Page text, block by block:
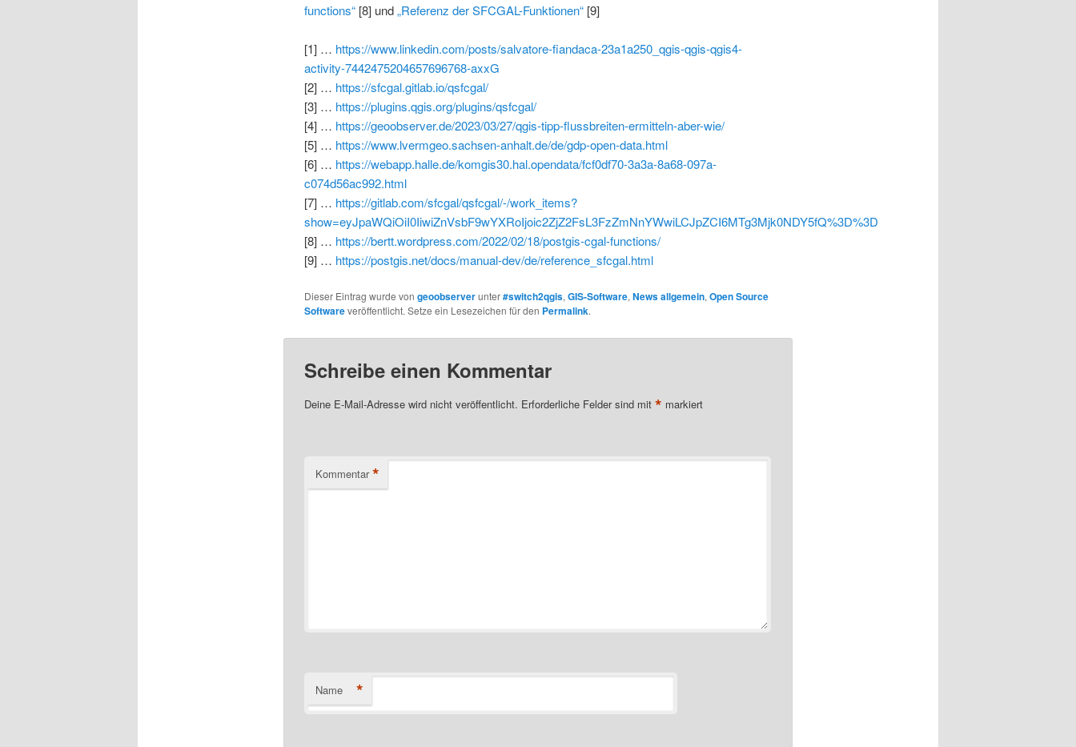
functions“[8] und„Referenz der SFCGAL-Funktionen“[9]
[1] … https://www.linkedin.com/posts/salvatore-fiandaca-23a1a250_qgis-qgis-qgis4-
activity-7442475204657696768-axxG
[2] … https://sfcgal.gitlab.io/qsfcgal/
[3] … https://plugins.qgis.org/plugins/qsfcgal/
[4] … https://geoobserver.de/2023/03/27/qgis-tipp-flussbreiten-ermitteln-aber-wie/
[5] … https://www.lvermgeo.sachsen-anhalt.de/de/gdp-open-data.html
[6] … https://webapp.halle.de/komgis30.hal.opendata/fcf0df70-3a3a-8a68-097a-
c074d56ac992.html
[7] … https://gitlab.com/sfcgal/qsfcgal/-/work_items?
show=eyJpaWQiOiI0IiwiZnVsbF9wYXRoIjoic2ZjZ2FsL3FzZmNnYWwiLCJpZCI6MTg3Mjk0NDY5fQ%3D%3D
[8] … https://bertt.wordpress.com/2022/02/18/postgis-cgal-functions/
[9] … https://postgis.net/docs/manual-dev/de/reference_sfcgal.html
Dieser Eintrag wurde von geoobserverunter#switch2qgis, GIS-Software, News allgemein, Open Source
Softwareveröffentlicht. Setze ein Lesezeichen für den Permalink.
Schreibe einen Kommentar
Deine E-Mail-Adresse wird nicht veröffentlicht. Erforderliche Felder sind mit * markiert
Kommentar *
Name *